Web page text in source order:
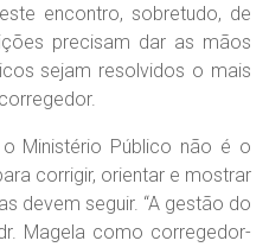
encontro, sobretudo, de
precisam dar as mãos
sejam resolvidos o mais
Ministério Público não é o
corrigir, orientar e mostrar
devem seguir. “A gestão do
Magela como corregedor-